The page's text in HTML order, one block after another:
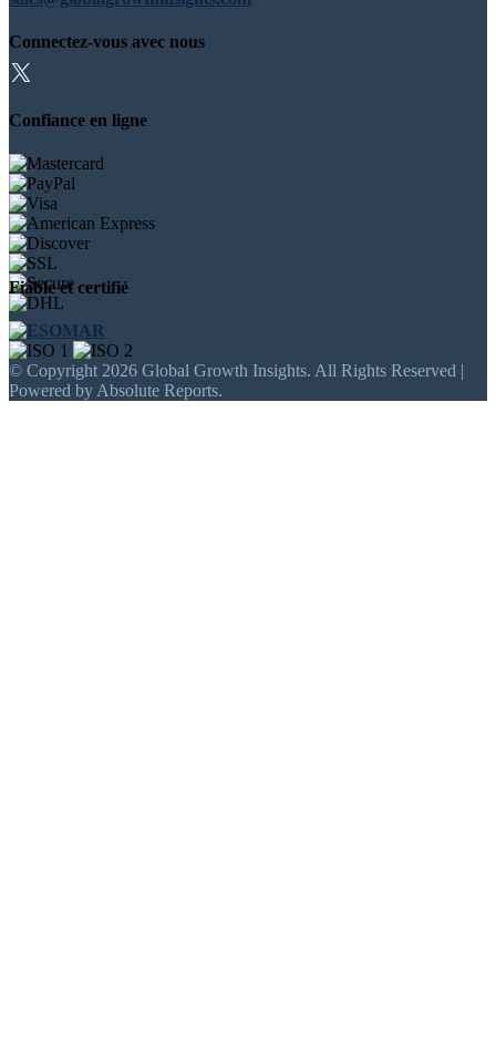
Connectez-vous avec nous
Confiance en ligne
Fiable et certifié
© Copyright 2026 Global Growth Insights. All Rights Reserved |
Powered by Absolute Reports.